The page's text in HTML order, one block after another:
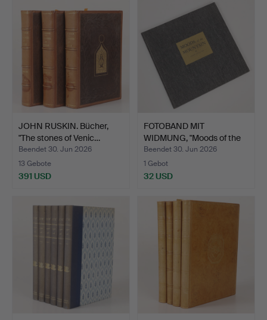
JOHN RUSKIN. Bücher,
"The stones of Venic…
Beendet 30. Jun 2026
13 Gebote
391 USD
FOTOBAND MIT
WIDMUNG, "Moods of the
Mounta…
Beendet 30. Jun 2026
1 Gebot
32 USD